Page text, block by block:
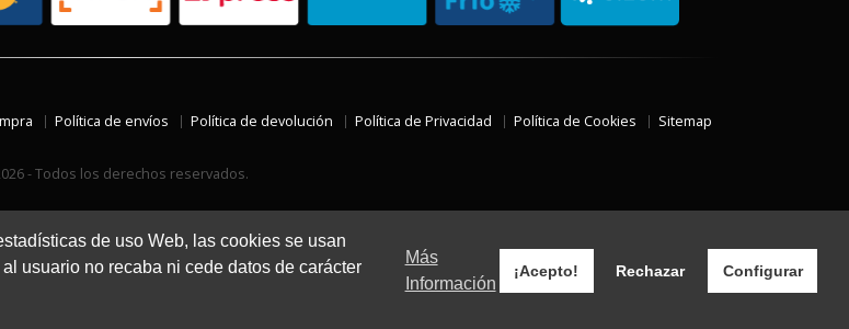
de uso Web, las cookies se usan
usuario no recaba ni cede datos de carácter
Más
Información
¡Acepto! Rechazar Configurar
Política de envíos Política de devolución Política de Privacidad Política de Cookies Sitemap
- Todos los derechos reservados.